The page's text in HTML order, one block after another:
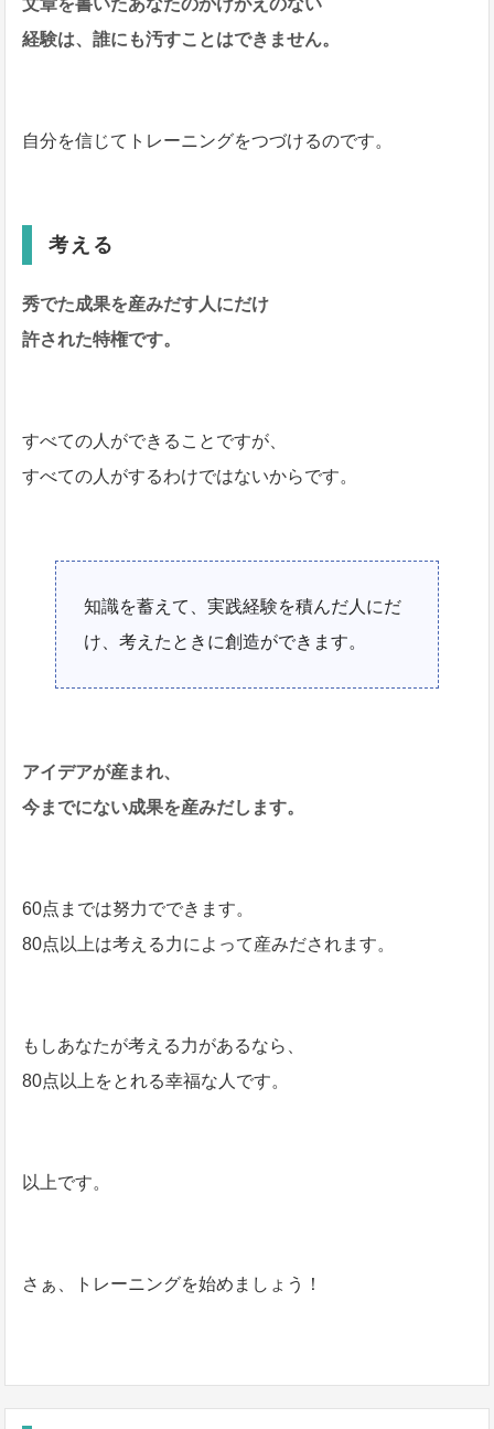
文章を書いたあなたのかけがえのない
経験は、誰にも汚すことはできません。
自分を信じてトレーニングをつづけるのです。
考える
秀でた成果を産みだす人にだけ
許された特権です。
すべての人ができることですが、
すべての人がするわけではないからです。
知識を蓄えて、実践経験を積んだ人にだ
け、考えたときに創造ができます。
アイデアが産まれ、
今までにない成果を産みだします。
60点までは努力でできます。
80点以上は考える力によって産みだされます。
もしあなたが考える力があるなら、
80点以上をとれる幸福な人です。
以上です。
さぁ、トレーニングを始めましょう！